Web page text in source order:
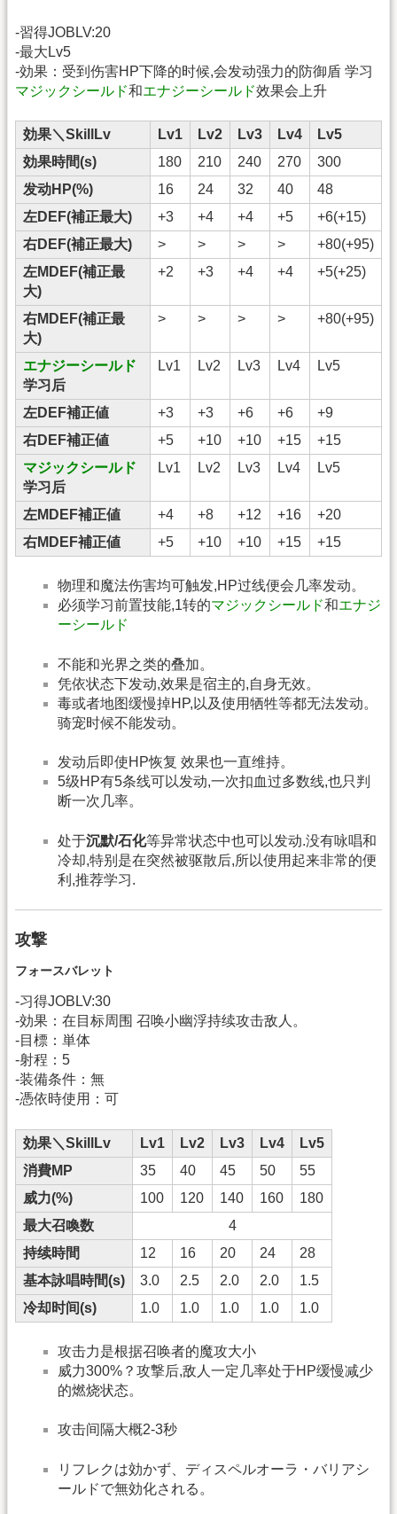
-習得JOBLV:20
-最大Lv5
-効果：受到伤害HP下降的时候,会发动强力的防御盾 学习
マジックシールド和エナジーシールド效果会上升
効果＼SkillLv Lv1 Lv2 Lv3 Lv4
Lv5
効果時間(s)
180 210 240 270
300
发动HP(%)
16 24 32 40
48
左DEF(補正最大)
+3 +4 +4 +5
+6(+15)
右DEF(補正最大)
> > > >
+80(+95)
左MDEF(補正最
大)
+2 +3 +4 +4 +5(+25)
右MDEF(補正最
大)
> > > > +80(+95)
エナジーシールド
学习后
Lv1 Lv2 Lv3 Lv4 Lv5
左DEF補正値 +3 +3 +6 +6
+9
右DEF補正値
+5 +10 +10 +15
+15
マジックシールド
学习后
Lv1 Lv2 Lv3 Lv4 Lv5
左MDEF補正値 +4 +8 +12 +16
+20
右MDEF補正値
+5 +10 +10 +15 +15
物理和魔法伤害均可触发,HP过线便会几率发动。
必须学习前置技能,1转的マジックシールド和エナジ
ーシールド
不能和光界之类的叠加。
凭依状态下发动,效果是宿主的,自身无效。
毒或者地图缓慢掉HP,以及使用牺牲等都无法发动。
骑宠时候不能发动。
发动后即使HP恢复 效果也一直维持。
5级HP有5条线可以发动,一次扣血过多数线,也只判
断一次几率。
处于沉默/石化等异常状态中也可以发动.没有咏唱和
冷却,特别是在突然被驱散后,所以使用起来非常的便
利,推荐学习.
攻撃
フォースバレット
-习得JOBLV:30
-効果：在目标周围 召唤小幽浮持续攻击敌人。
-目標：単体
-射程：5
-装備条件：無
-憑依時使用：可
効果＼SkillLv Lv1 Lv2 Lv3 Lv4
Lv5
消費MP
35 40 45 50
55
威力(%)
100 120 140 160
180
最大召喚数
4
持续時間
12 16 20 24
28
基本詠唱時間(s)
3.0 2.5 2.0 2.0
1.5
冷却时间(s)
1.0 1.0 1.0 1.0 1.0
攻击力是根据召唤者的魔攻大小
威力300%？攻撃后,敌人一定几率处于HP缓慢减少
的燃烧状态。
攻击间隔大概2-3秒
リフレクは効かず、ディスペルオーラ・バリアシ
ールドで無効化される。